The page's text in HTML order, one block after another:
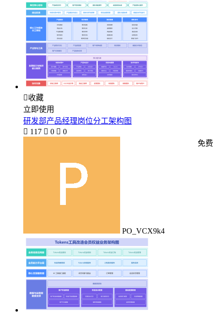
收藏
立即使用
研发部产品经理岗位分工架构图
 117  0  0
PO_VCX9k4
免费